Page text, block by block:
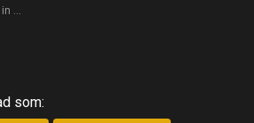
in …
som: